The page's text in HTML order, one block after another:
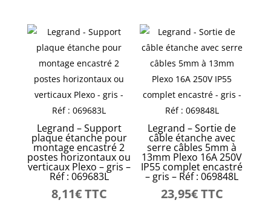
Legrand – Support
plaque étanche pour
montage encastré 2
postes horizontaux ou
verticaux Plexo – gris –
Réf : 069683L
8,11€TTC
Legrand – Sortie de
câble étanche avec
serre câbles 5mm à
13mm Plexo 16A 250V
IP55 complet encastré
– gris – Réf : 069848L
23,95€TTC